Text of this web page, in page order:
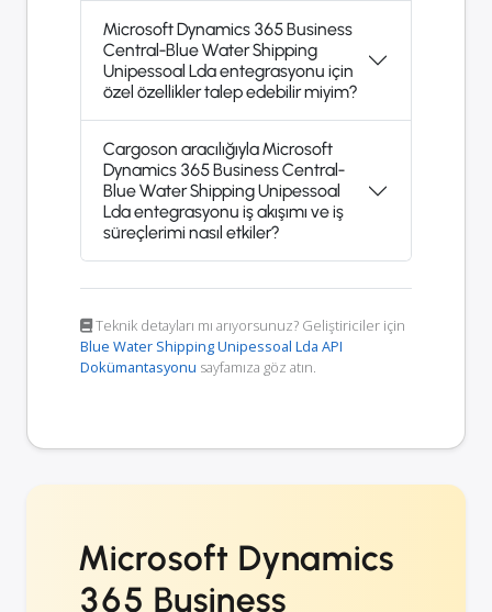
Microsoft Dynamics 365 Business
Central-Blue Water Shipping
Unipessoal Lda entegrasyonu için
özel özellikler talep edebilir miyim?
Cargoson aracılığıyla Microsoft
Dynamics 365 Business Central-
Blue Water Shipping Unipessoal
Lda entegrasyonu iş akışımı ve iş
süreçlerimi nasıl etkiler?
Teknik detayları mı arıyorsunuz? Geliştiriciler için
Blue Water Shipping Unipessoal Lda API
Dokümantasyonu sayfamıza göz atın.
Microsoft Dynamics
365 Business